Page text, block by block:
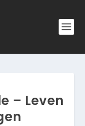
– Leven